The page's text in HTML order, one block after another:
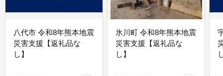
八代市 令和8年熊本地震
災害支援【返礼品な
し】
氷川町 令和8年熊本地震
災害支援【返礼品な
し】